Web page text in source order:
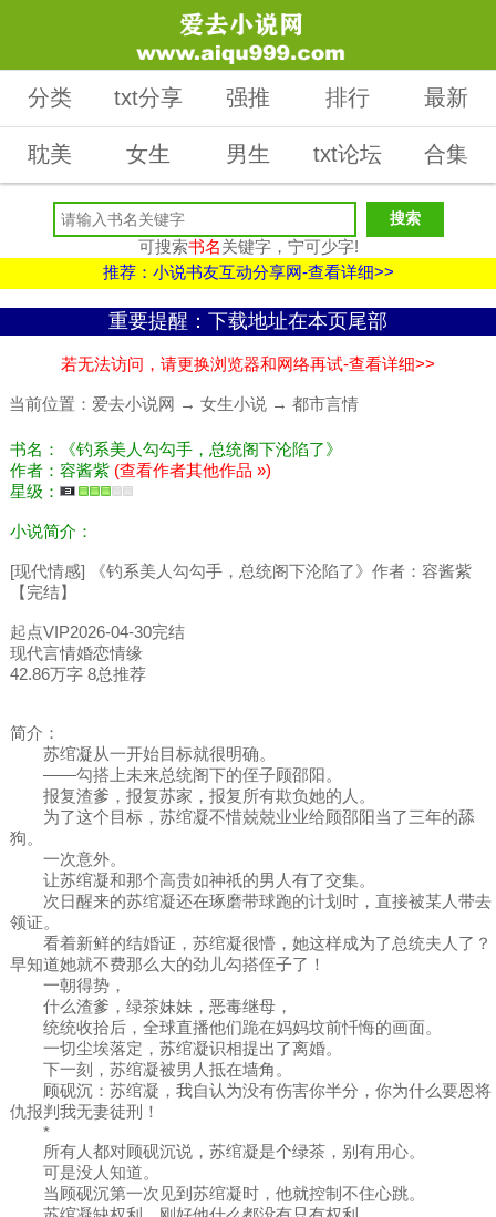
分类 txt分享 强推 排行 最新
耽美 女生 男生 txt论坛 合集
可搜索书名关键字，宁可少字!
推荐：小说书友互动分享网-查看详细>>
重要提醒：下载地址在本页尾部
若无法访问，请更换浏览器和网络再试-查看详细>>
当前位置： 爱去小说网 → 女生小说 → 都市言情
书名：《钓系美人勾勾手，总统阁下沦陷了》
作者：容酱紫 (查看作者其他作品 »)
星级：
小说简介：
[现代情感] 《钓系美人勾勾手，总统阁下沦陷了》作者：容酱紫
【完结】
起点VIP2026-04-30完结
现代言情婚恋情缘
42.86万字 8总推荐
简介：
苏绾凝从一开始目标就很明确。
——勾搭上未来总统阁下的侄子顾邵阳。
报复渣爹，报复苏家，报复所有欺负她的人。
为了这个目标，苏绾凝不惜兢兢业业给顾邵阳当了三年的舔
狗。
一次意外。
让苏绾凝和那个高贵如神祇的男人有了交集。
次日醒来的苏绾凝还在琢磨带球跑的计划时，直接被某人带去
领证。
看着新鲜的结婚证，苏绾凝很懵，她这样成为了总统夫人了？
早知道她就不费那么大的劲儿勾搭侄子了！
一朝得势，
什么渣爹，绿茶妹妹，恶毒继母，
统统收拾后，全球直播他们跪在妈妈坟前忏悔的画面。
一切尘埃落定，苏绾凝识相提出了离婚。
下一刻，苏绾凝被男人抵在墙角。
顾砚沉：苏绾凝，我自认为没有伤害你半分，你为什么要恩将
仇报判我无妻徒刑！
*
所有人都对顾砚沉说，苏绾凝是个绿茶，别有用心。
可是没人知道。
当顾砚沉第一次见到苏绾凝时，他就控制不住心跳。